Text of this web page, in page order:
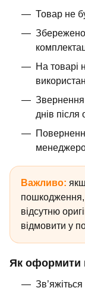
Товар не
Збережено
На товарі
днів
Важливо:
пошкодження,
відсутню
відмовити у
Як оформити